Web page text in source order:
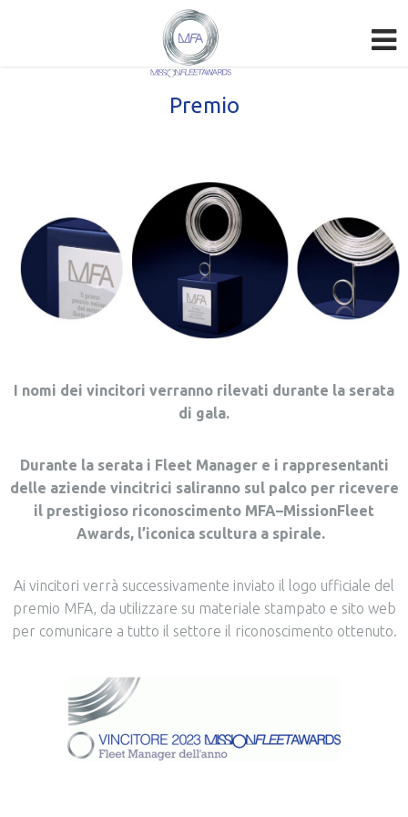
Premio
I nomi dei vincitori verranno rilevati durante la serata
di gala.
Durante la serata i Fleet Manager e i rappresentanti
delle aziende vincitrici saliranno sul palco per ricevere
il prestigioso riconoscimento MFA–MissionFleet
Awards, l’iconica scultura a spirale.
Ai vincitori verrà successivamente inviato il logo ufficiale del
premio MFA, da utilizzare su materiale stampato e sito web
per comunicare a tutto il settore il riconoscimento ottenuto.